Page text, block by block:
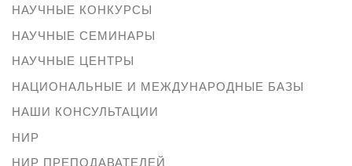
НАУЧНЫЕ КОНКУРСЫ
НАУЧНЫЕ СЕМИНАРЫ
НАУЧНЫЕ ЦЕНТРЫ
НАЦИОНАЛЬНЫЕ И МЕЖДУНАРОДНЫЕ БАЗЫ
НАШИ КОНСУЛЬТАЦИИ
НИР
НИР ПРЕПОДАВАТЕЛЕЙ